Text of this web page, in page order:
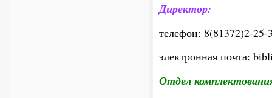
Директор:
телефон: 8(81372)2-25-
электронная почта:
Отдел